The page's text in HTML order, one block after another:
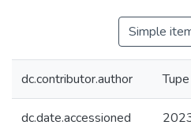
Simple
dc.contributor.author
dc.date.accessioned